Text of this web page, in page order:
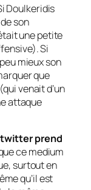
Doulkeridis
son
une petite
Si
mieux son
que
venait d’un
attaque
twitter prend
ce medium
surtout en
qu’il est